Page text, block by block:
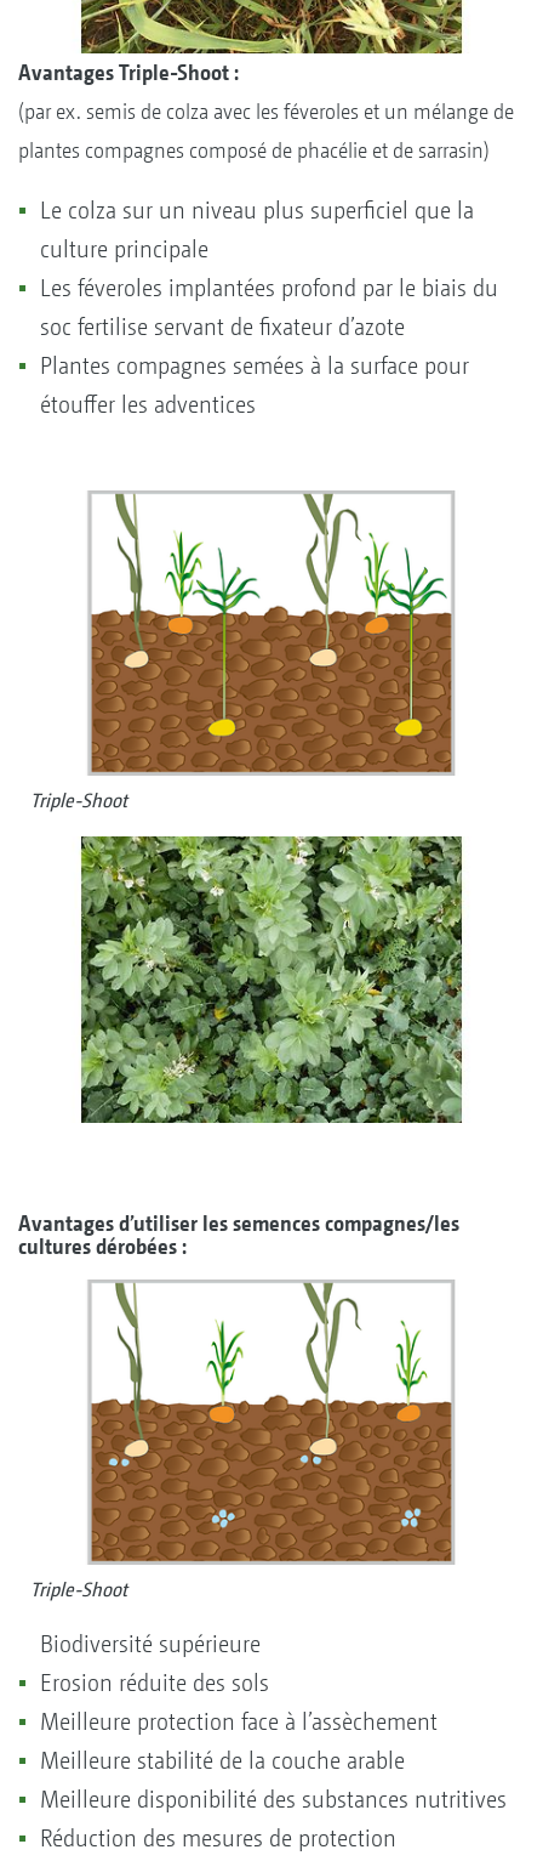
Avantages Triple-Shoot :
(par ex. semis de colza avec les féveroles et un mélange de
plantes compagnes composé de phacélie et de sarrasin)
Le colza sur un niveau plus superficiel que la
culture principale
Les féveroles implantées profond par le biais du
soc fertilise servant de fixateur d’azote
Plantes compagnes semées à la surface pour
étouffer les adventices
Triple-Shoot
Avantages d’utiliser les semences compagnes/les
cultures dérobées :
Triple-Shoot
Biodiversité supérieure
Erosion réduite des sols
Meilleure protection face à l’assèchement
Meilleure stabilité de la couche arable
Meilleure disponibilité des substances nutritives
Réduction des mesures de protection